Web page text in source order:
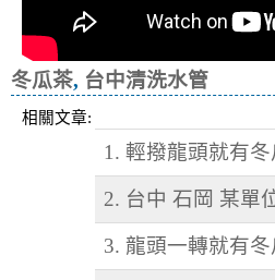
冬瓜茶, 台中清洗水管
相關文章:
1. 輕撥龍頭就有
2. 台中 石岡 某單
3. 龍頭一轉就有